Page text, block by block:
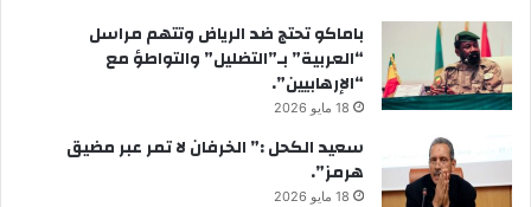
باماكو تحتج ضد الرياض وتتهم مراسل
“العربية” بـ”التضليل” والتواطؤ مع
“الإرهابيين”.
18 مايو 2026
سعيد الكحل :” الخرفان لا تمر عبر مضيق
هرمز”.
18 مايو 2026